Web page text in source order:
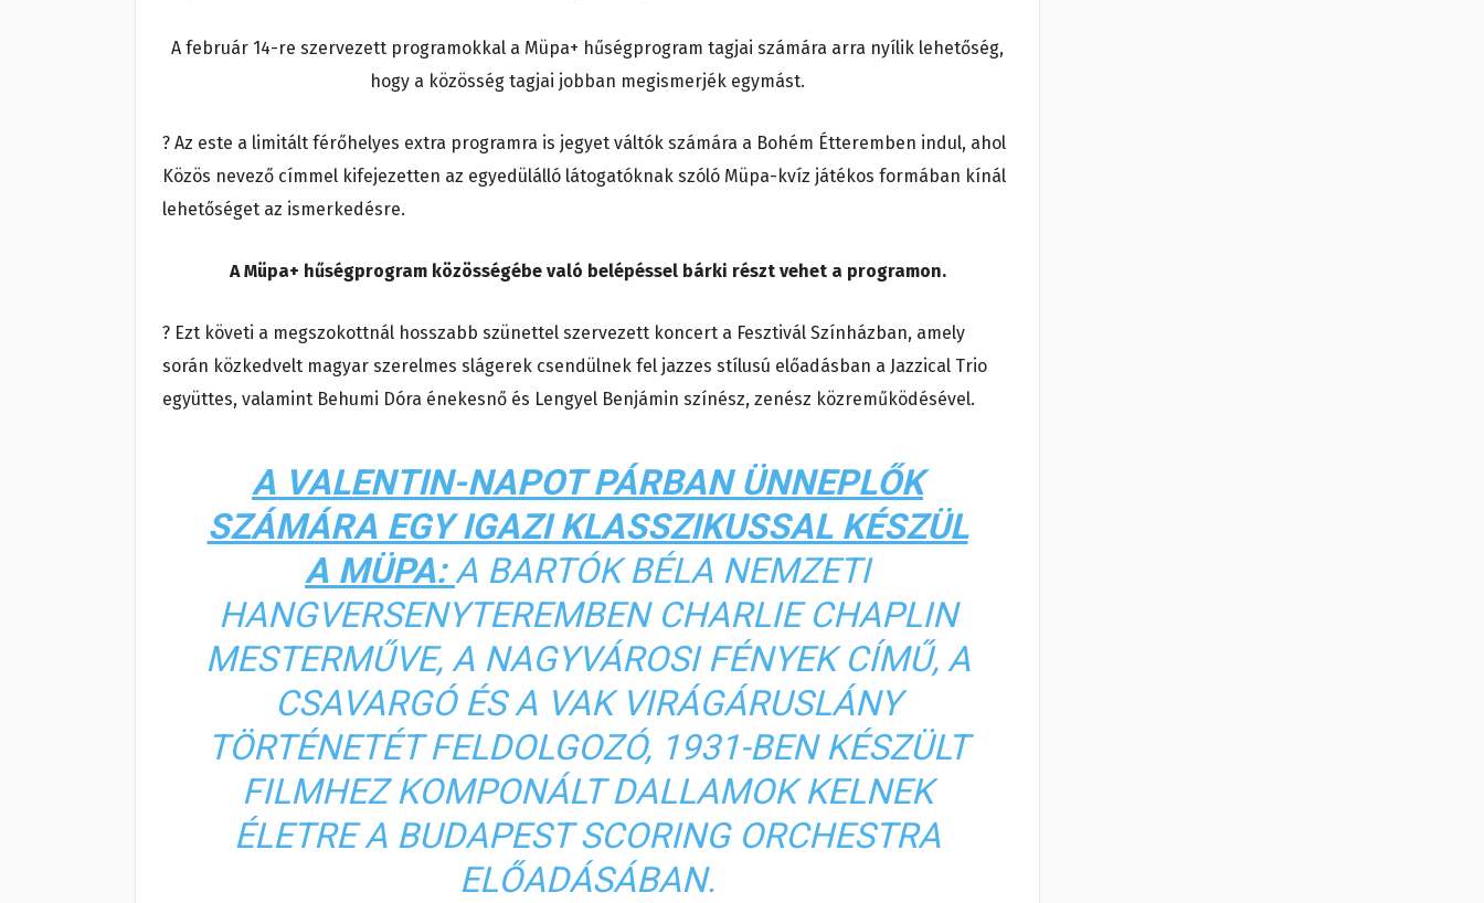
A február 14-re szervezett programokkal a Müpa+ hűségprogram tagjai számára arra nyílik lehetőség,
hogy a közösség tagjai jobban megismerjék egymást.
? Az este a limitált férőhelyes extra programra is jegyet váltók számára a Bohém Étteremben indul, ahol
Közös nevező címmel kifejezetten az egyedülálló látogatóknak szóló Müpa-kvíz játékos formában kínál
lehetőséget az ismerkedésre.
A Müpa+ hűségprogram közösségébe való belépéssel bárki részt vehet a programon.
? Ezt követi a megszokottnál hosszabb szünettel szervezett koncert a Fesztivál Színházban, amely
során közkedvelt magyar szerelmes slágerek csendülnek fel jazzes stílusú előadásban a Jazzical Trio
együttes, valamint Behumi Dóra énekesnő és Lengyel Benjámin színész, zenész közreműködésével.
A VALENTIN-NAPOT PÁRBAN ÜNNEPLŐK
SZÁMÁRA EGY IGAZI KLASSZIKUSSAL KÉSZÜL
A MÜPA:A BARTÓK BÉLA NEMZETI
HANGVERSENYTEREMBEN CHARLIE CHAPLIN
MESTERMŰVE, A NAGYVÁROSI FÉNYEK CÍMŰ, A
CSAVARGÓ ÉS A VAK VIRÁGÁRUSLÁNY
TÖRTÉNETÉT FELDOLGOZÓ, 1931-BEN KÉSZÜLT
FILMHEZ KOMPONÁLT DALLAMOK KELNEK
ÉLETRE A BUDAPEST SCORING ORCHESTRA
ELŐADÁSÁBAN.